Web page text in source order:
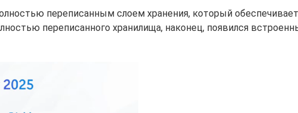
переписанным слоем хранения, который
переписанного хранилища, наконец, появился